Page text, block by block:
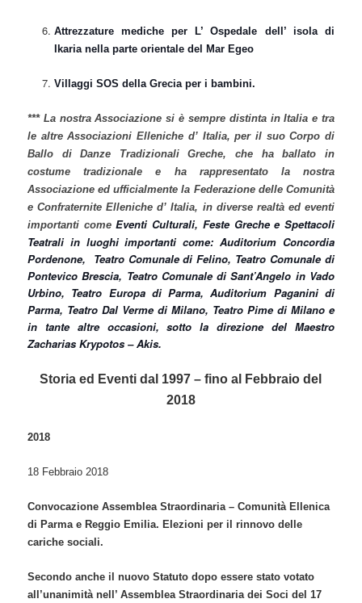
Attrezzature mediche per L’ Ospedale dell’ isola di
Ikaria nella parte orientale del Mar Egeo
Villaggi SOS della Grecia per i bambini.
*** La nostra Associazione si è sempre distinta in Italia e tra
le altre Associazioni Elleniche d’ Italia, per il suo Corpo di
Ballo di Danze Tradizionali Greche, che ha ballato in
costume tradizionale e ha rappresentato la nostra
Associazione ed ufficialmente la Federazione delle Comunità
e Confraternite Elleniche d’ Italia, in diverse realtà ed eventi
importanti comeEventi Culturali, Feste Greche e Spettacoli
Teatrali in luoghi importanti come: Auditorium Concordia
Pordenone, Teatro Comunale di Felino, Teatro Comunale di
Pontevico Brescia, Teatro Comunale di Sant’Angelo in Vado
Urbino, Teatro Europa di Parma, Auditorium Paganini di
Parma, Teatro Dal Verme di Milano, Teatro Pime di Milano e
in tante altre occasioni, sotto la direzione del Maestro
Zacharias Krypotos – Akis.
Storia ed Eventi dal 1997 – fino al Febbraio del
2018
2018
18 Febbraio 2018
Convocazione Assemblea Straordinaria – Comunità Ellenica
di Parma e Reggio Emilia. Elezioni per il rinnovo delle
cariche sociali.
Secondo anche il nuovo Statuto dopo essere stato votato
all’unanimità nell’ Assemblea Straordinaria dei Soci del 17